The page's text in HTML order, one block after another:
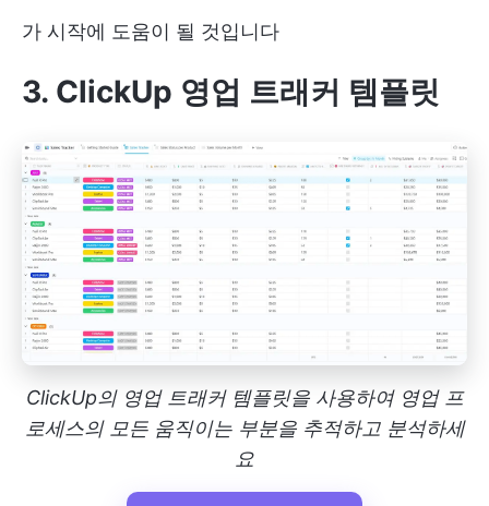
가 시작에 도움이 될 것입니다
3. ClickUp 영업 트래커 템플릿
ClickUp의 영업 트래커 템플릿을 사용하여 영업 프
로세스의 모든 움직이는 부분을 추적하고 분석하세
요